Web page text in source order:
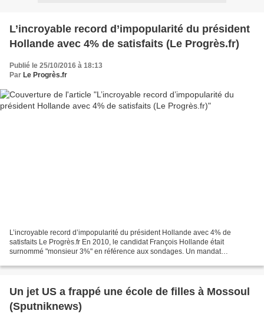
L’incroyable record d’impopularité du président
Hollande avec 4% de satisfaits (Le Progrès.fr)
Publié le 25/10/2016 à 18:13
Par Le Progrès.fr
L’incroyable record d’impopularité du président Hollande avec 4% de
satisfaits Le Progrès.fr En 2010, le candidat François Hollande était
surnommé "monsieur 3%" en référence aux sondages. Un mandat
Un jet US a frappé une école de filles à Mossoul
(Sputniknews)